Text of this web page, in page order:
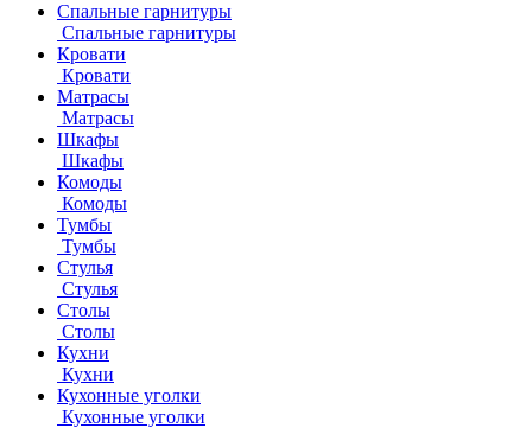
Спальные гарнитуры
Спальные гарнитуры
Кровати
Кровати
Матрасы
Матрасы
Шкафы
Шкафы
Комоды
Комоды
Тумбы
Тумбы
Стулья
Стулья
Столы
Столы
Кухни
Кухни
Кухонные уголки
Кухонные уголки